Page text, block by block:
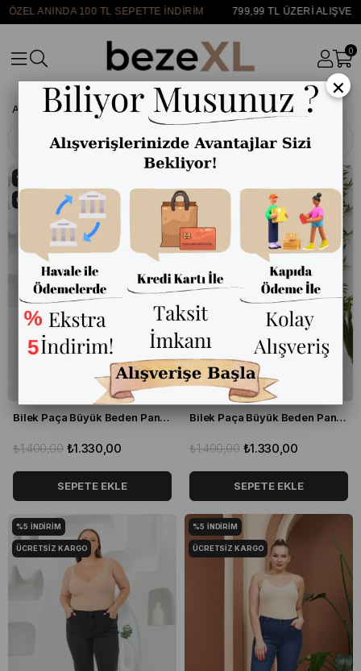
ANINDA 100 TL SEPETTE İNDİRİM 799,99 TL ÜZERİ
0
Anasayfa Yeni Sezon Koleksiyonu
Filtreleme Sıralama
Bilek Paça Büyük Beden Pantolon Siyah
₺1.330,00
₺1.400,00
SEPETE EKLE
%5
ÜCRETSIZ KARGO
Bilek Paça Büyük Beden Pantolon Ekru
₺1.330,00
₺1.400,00
SEPETE EKLE
ÜCRETSIZ KARGO
%5 İNDIRIM
ÜCRETSIZ KARGO
%5 İNDIRIM
ÜCRETSIZ KARGO
×